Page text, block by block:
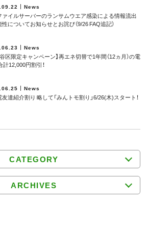
News
ァイルサーバーのランサムウエア感染による情報流出
についてお知らせとお詫び（9/26 FAQ追記）
News
谷区限定キャンペーン】再エネ切替で1年間（12ヵ月）の電
計12,000円割引！
News
達紹介割り 略して「みんトモ割り」6/26(木)スタート！
CATEGORY
ARCHIVES